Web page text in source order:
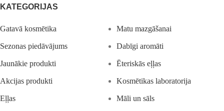
KATEGORIJAS
Gatavā kosmētika
Sezonas piedāvājums
Jaunākie produkti
Akcijas produkti
Eļļas
Matu mazgāšanai
Dabīgi aromāti
Ēteriskās eļļas
Kosmētikas laboratorija
Māli un sāls